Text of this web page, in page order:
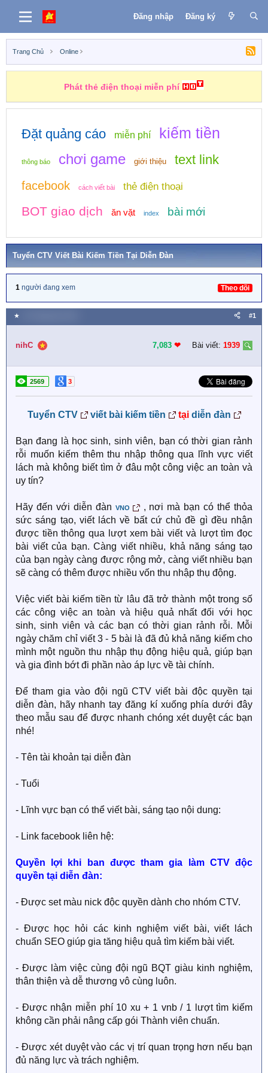
Đăng nhập Đăng ký
Trang Chủ Online
Phát thẻ điện thoại miễn phí
Đặt quảng cáo miễn phí kiếm tiền
thông báo chơi game giới thiệu text link
facebook cách viết bài thẻ điện thoại
BOT giao dịch ăn vặt index bài mới
Tuyển CTV Viết Bài Kiếm Tiền Tại Diễn Đàn
1 người đang xem Theo dõi
★ #1
nihC 7,083 ❤︎ Bài viết: 1939
2569 3
Tuyển CTV viết bài kiếm tiền tại diễn đàn
Bạn đang là học sinh, sinh viên, bạn có thời gian rảnh
rỗi muốn kiếm thêm thu nhập thông qua lĩnh vực viết
lách mà không biết tìm ở đâu một công việc an toàn và
uy tín?
Hãy đến với diễn đàn VNO
, nơi mà bạn có thể thỏa
sức sáng tạo, viết lách về bất cứ chủ đề gì đều nhận
được tiền thông qua lượt xem bài viết và lượt tìm đọc
bài viết của bạn. Càng viết nhiều, khả năng sáng tạo
của bạn ngày càng được rộng mở, càng viết nhiều bạn
sẽ càng có thêm được nhiều vốn thu nhập thụ động.
Việc viết bài kiếm tiền từ lâu đã trở thành một trong số
các công việc an toàn và hiệu quả nhất đối với học
sinh, sinh viên và các bạn có thời gian rảnh rỗi. Mỗi
ngày chăm chỉ viết 3 - 5 bài là đã đủ khả năng kiếm cho
mình một nguồn thu nhập thụ động hiệu quả, giúp bạn
và gia đình bớt đi phần nào áp lực về tài chính.
Để tham gia vào đội ngũ CTV viết bài độc quyền tại
diễn đàn, hãy nhanh tay đăng kí xuống phía dưới đây
theo mẫu sau để được nhanh chóng xét duyệt các bạn
nhé!
- Tên tài khoản tại diễn đàn
- Tuổi
- Lĩnh vực bạn có thể viết bài, sáng tạo nội dung:
- Link facebook liên hệ:
Quyền lợi khi ban được tham gia làm CTV độc
quyền tại diễn đàn:
- Được set màu nick độc quyền dành cho nhóm CTV.
- Được học hỏi các kinh nghiệm viết bài, viết lách
chuẩn SEO giúp gia tăng hiệu quả tìm kiếm bài viết.
- Được làm việc cùng đội ngũ BQT giàu kinh nghiệm,
thân thiện và dễ thương vô cùng luôn.
- Được nhận miễn phí 10 xu + 1 vnb / 1 lượt tìm kiếm
không cần phải nâng cấp gói Thành viên chuẩn.
- Được xét duyệt vào các vị trí quan trọng hơn nếu bạn
đủ năng lực và trách nghiệm.